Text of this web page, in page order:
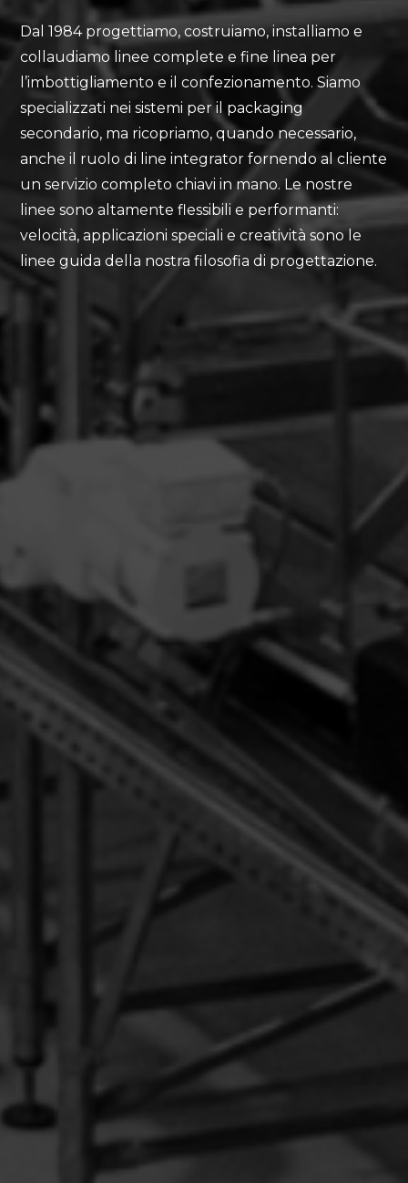
Dal 1984 progettiamo, costruiamo, installiamo e
collaudiamo linee complete e fine linea per
l’imbottigliamento e il confezionamento. Siamo
specializzati nei sistemi per il packaging
secondario, ma ricopriamo, quando necessario,
anche il ruolo di line integrator fornendo al cliente
un servizio completo chiavi in mano. Le nostre
linee sono altamente flessibili e performanti:
velocità, applicazioni speciali e creatività sono le
linee guida della nostra filosofia di progettazione.